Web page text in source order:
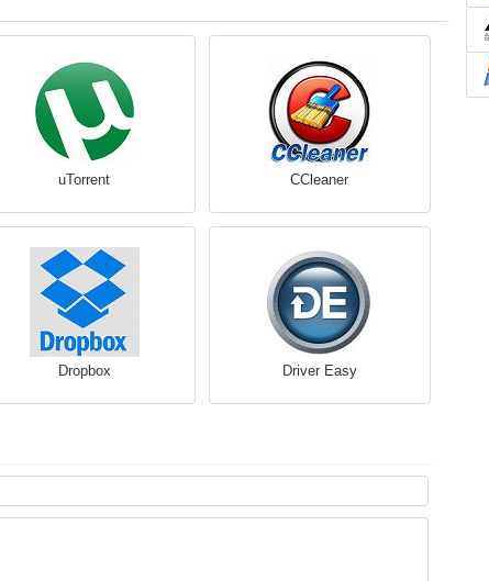
uTorrent CCleaner
Dropbox Driver Easy